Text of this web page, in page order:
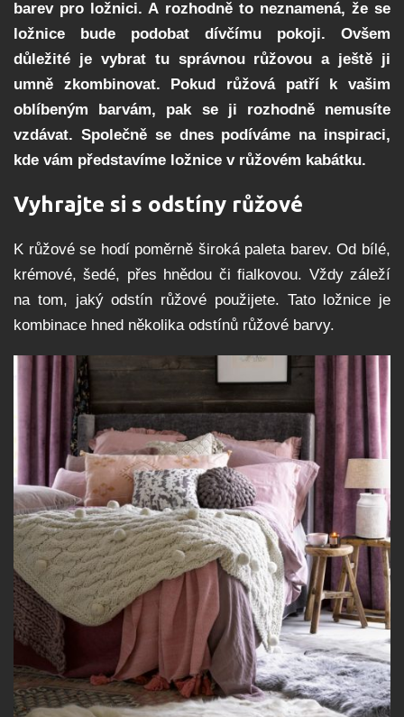
barev pro ložnici. A rozhodně to neznamená, že se
ložnice bude podobat dívčímu pokoji. Ovšem
důležité je vybrat tu správnou růžovou a ještě ji
umně zkombinovat. Pokud růžová patří k vašim
oblíbeným barvám, pak se ji rozhodně nemusíte
vzdávat. Společně se dnes podíváme na inspiraci,
kde vám představíme ložnice v růžovém kabátku.
Vyhrajte si s odstíny růžové
K růžové se hodí poměrně široká paleta barev. Od bílé,
krémové, šedé, přes hnědou či fialkovou. Vždy záleží
na tom, jaký odstín růžové použijete. Tato ložnice je
kombinace hned několika odstínů růžové barvy.